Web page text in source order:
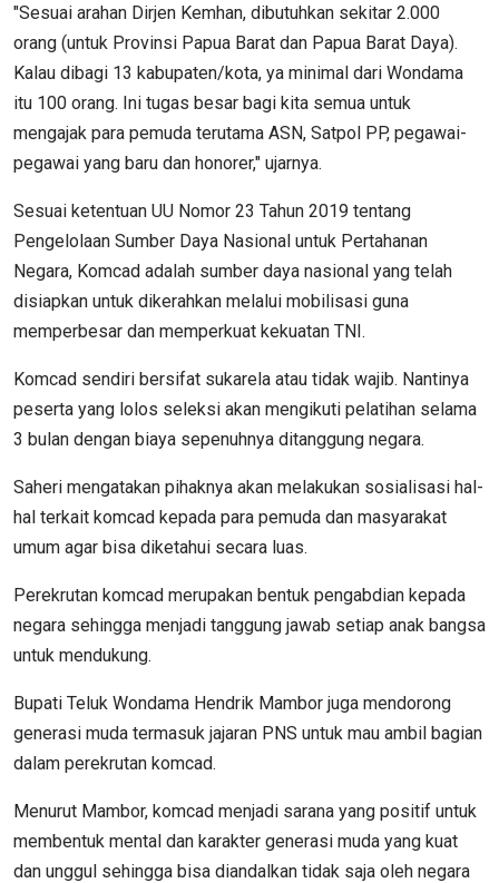
"Sesuai arahan Dirjen Kemhan, dibutuhkan sekitar 2.000
orang (untuk Provinsi Papua Barat dan Papua Barat Daya).
Kalau dibagi 13 kabupaten/kota, ya minimal dari Wondama
itu 100 orang. Ini tugas besar bagi kita semua untuk
mengajak para pemuda terutama ASN, Satpol PP, pegawai-
pegawai yang baru dan honorer," ujarnya.
Sesuai ketentuan UU Nomor 23 Tahun 2019 tentang
Pengelolaan Sumber Daya Nasional untuk Pertahanan
Negara, Komcad adalah sumber daya nasional yang telah
disiapkan untuk dikerahkan melalui mobilisasi guna
memperbesar dan memperkuat kekuatan TNI.
Komcad sendiri bersifat sukarela atau tidak wajib. Nantinya
peserta yang lolos seleksi akan mengikuti pelatihan selama
3 bulan dengan biaya sepenuhnya ditanggung negara.
Saheri mengatakan pihaknya akan melakukan sosialisasi hal-
hal terkait komcad kepada para pemuda dan masyarakat
umum agar bisa diketahui secara luas.
Perekrutan komcad merupakan bentuk pengabdian kepada
negara sehingga menjadi tanggung jawab setiap anak bangsa
untuk mendukung.
Bupati Teluk Wondama Hendrik Mambor juga mendorong
generasi muda termasuk jajaran PNS untuk mau ambil bagian
dalam perekrutan komcad.
Menurut Mambor, komcad menjadi sarana yang positif untuk
membentuk mental dan karakter generasi muda yang kuat
dan unggul sehingga bisa diandalkan tidak saja oleh negara